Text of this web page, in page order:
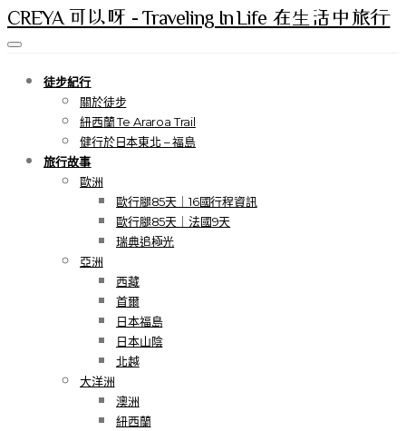
CREYA 可以呀 - Traveling In Life 在生活中旅行
徒步紀行
關於徒步
紐西蘭 Te Araroa Trail
健行於日本東北 – 福島
旅行故事
歐洲
歐行腿85天｜16國行程資訊
歐行腿85天｜法國9天
瑞典追極光
亞洲
西藏
首爾
日本福島
日本山陰
北越
大洋洲
澳洲
紐西蘭